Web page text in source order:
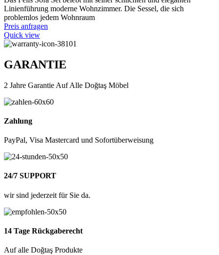
Linienführung moderne Wohnzimmer. Die Sessel, die sich
problemlos jedem Wohnraum
Preis anfragen
Quick view
GARANTIE
2 Jahre Garantie Auf Alle Doğtaş Möbel
Zahlung
PayPal, Visa Mastercard und Sofortüberweisung
24/7 SUPPORT
wir sind jederzeit für Sie da.
14 Tage Rückgaberecht
Auf alle Doğtaş Produkte